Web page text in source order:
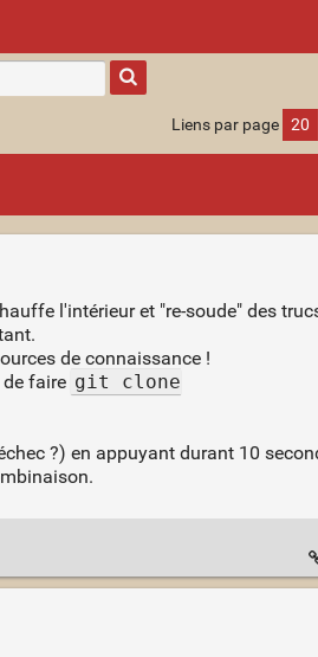
Type 1 or
more
characters
results.
Liens par page 20
l'intérieur et "re-soude" des
de connaissance !
faire git clone
?) en appuyant durant 10